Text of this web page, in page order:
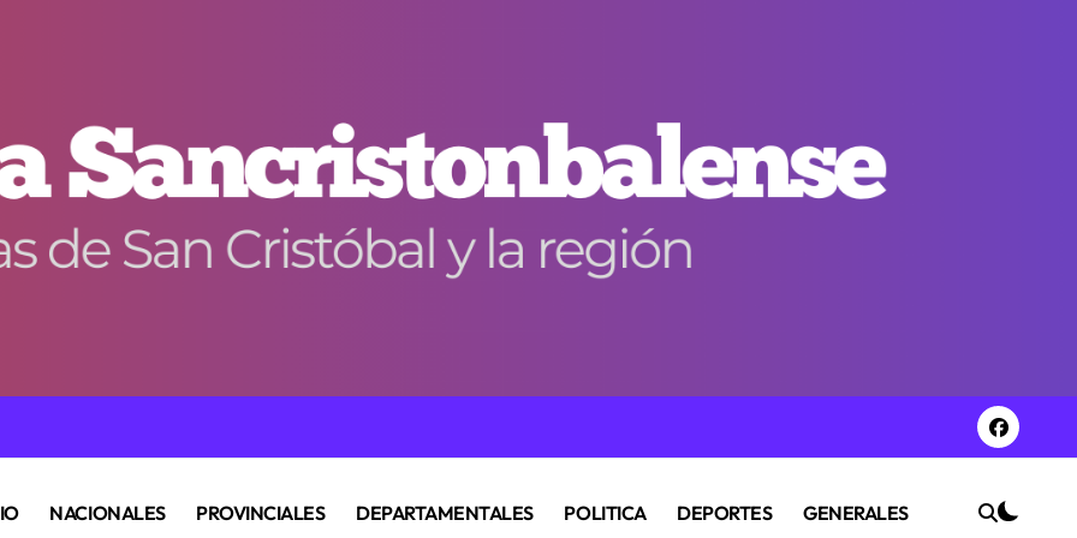
NACIONALES PROVINCIALES DEPARTAMENTALES POLITICA DEPORTES GENERALES